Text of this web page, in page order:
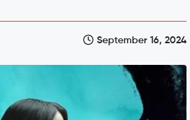
September 16, 2024